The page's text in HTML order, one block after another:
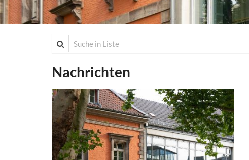
Suche in Liste
Nachrichten